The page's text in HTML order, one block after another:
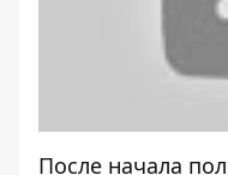
После начала